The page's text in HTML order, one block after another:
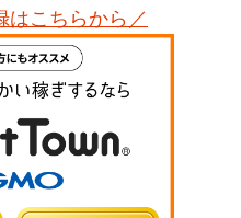
はこちらから／